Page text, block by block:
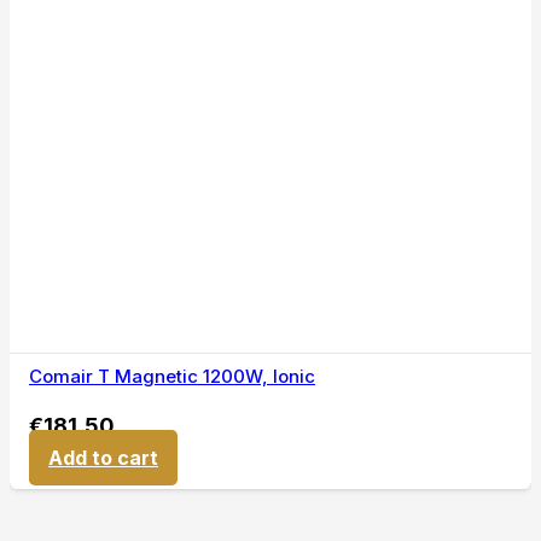
Comair T Magnetic 1200W, Ionic
€181,50
Add to cart